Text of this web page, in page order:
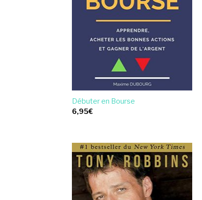
Débuter en Bourse
6,95€